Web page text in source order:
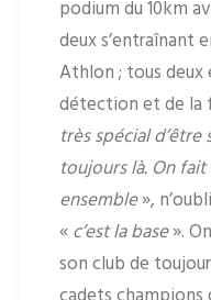
podium du 10km
deux s’entraînant
Athlon ; tous
détection et de la
très spécial
toujours là. On
ensemble»,
«c’est la base».
son club de